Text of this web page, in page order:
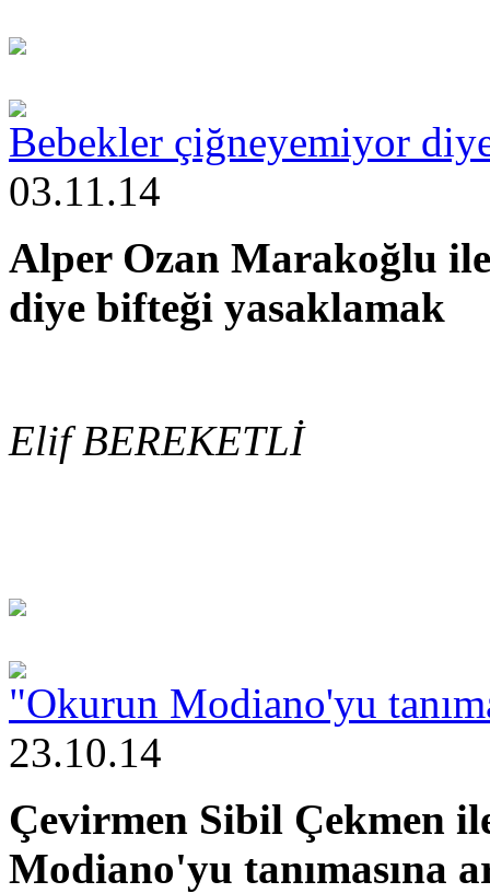
Bebekler çiğneyemiyor
03.11.14
Alper Ozan Marakoğlu
diye bifteği yasaklamak
Elif BEREKETLİ
"Okurun Modiano'yu
23.10.14
Çevirmen Sibil Çekmen
Modiano'yu tanımasına